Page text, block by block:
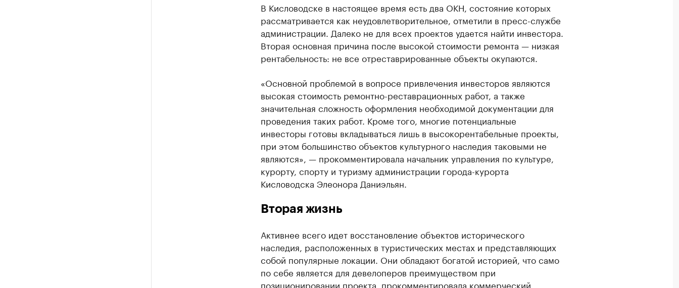
В Кисловодске в настоящее время есть два ОКН, состояние которых
рассматривается как неудовлетворительное, отметили в пресс-службе
администрации. Далеко не для всех проектов удается найти инвестора.
Вторая основная причина после высокой стоимости ремонта — низкая
рентабельность: не все отреставрированные объекты окупаются.
«Основной проблемой в вопросе привлечения инвесторов являются
высокая стоимость ремонтно-реставрационных работ, а также
значительная сложность оформления необходимой документации для
проведения таких работ. Кроме того, многие потенциальные
инвесторы готовы вкладываться лишь в высокорентабельные проекты,
при этом большинство объектов культурного наследия таковыми не
являются», — прокомментировала начальник управления по культуре,
курорту, спорту и туризму администрации города-курорта
Кисловодска Элеонора Даниэльян.
Вторая жизнь
Активнее всего идет восстановление объектов исторического
наследия, расположенных в туристических местах и представляющих
собой популярные локации. Они обладают богатой историей, что само
по себе является для девелоперов преимуществом при
позиционировании проекта, прокомментировала коммерческий